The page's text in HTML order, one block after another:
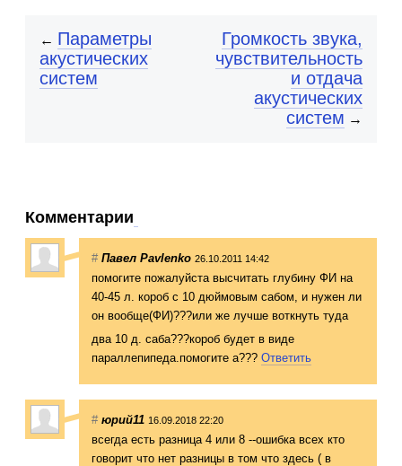
Громкость звука,
чувствительность
и отдача
акустических
систем →
← Параметры
акустических
систем
Комментарии
# Павел Pavlenko 26.10.2011 14:42
помогите пожалуйста высчитать глубину ФИ на
40-45 л. короб с 10 дюймовым сабом, и нужен ли
он вообще(ФИ)???или же лучше воткнуть туда
два 10 д. саба???короб будет в виде
параллепипеда.помогите а??? Ответить
# юрий11 16.09.2018 22:20
всегда есть разница 4 или 8 --ошибка всех кто
говорит что нет разницы в том что здесь ( в